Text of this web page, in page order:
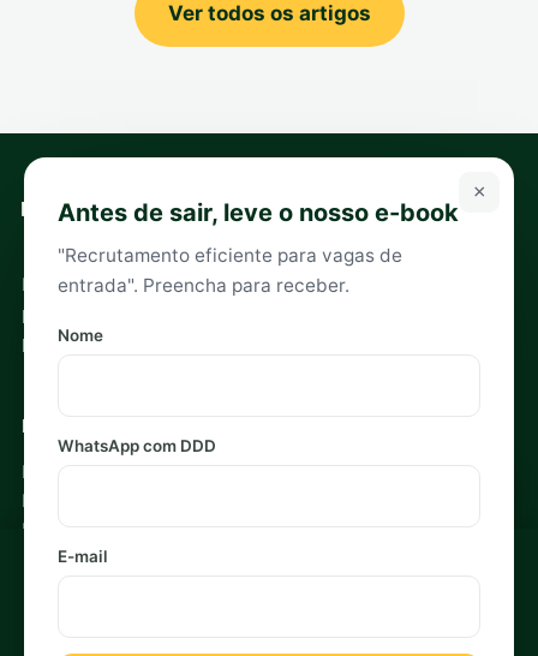
Ver todos os artigos
×
Antes de sair, leve o nosso e-book
"Recrutamento eficiente para vagas de
entrada". Preencha para receber.
Nome
WhatsApp com DDD
E-mail
Headhunters especializados em recrutamento e seleção
para executivos e empreendedores. Sócios especialistas
por setor.
Navegação
Início
Recrutamento Estratégico
Blog
Política de Privacidade
Contato
Usamos cookies para medir e melhorar sua experiência. Ao
aceitar, você concorda com o uso de cookies. Veja a
Política